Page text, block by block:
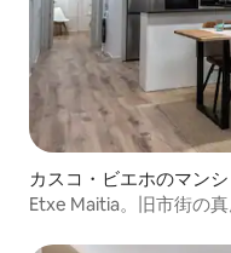
カスコ・ビエホのマン
Etxe Maitia。旧市街の